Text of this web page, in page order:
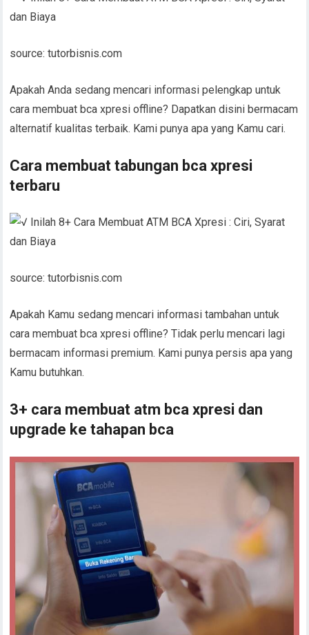
source: tutorbisnis.com
Apakah Anda sedang mencari informasi pelengkap untuk
cara membuat bca xpresi offline? Dapatkan disini bermacam
alternatif kualitas terbaik. Kami punya apa yang Kamu cari.
Cara membuat tabungan bca xpresi
terbaru
source: tutorbisnis.com
Apakah Kamu sedang mencari informasi tambahan untuk
cara membuat bca xpresi offline? Tidak perlu mencari lagi
bermacam informasi premium. Kami punya persis apa yang
Kamu butuhkan.
3+ cara membuat atm bca xpresi dan
upgrade ke tahapan bca